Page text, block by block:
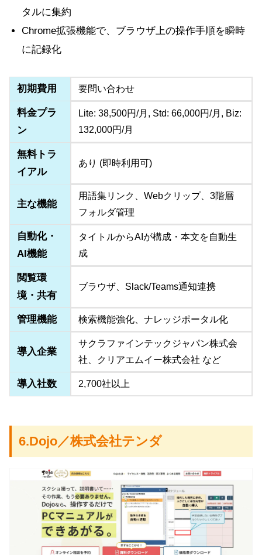
タルに集約
Chrome拡張機能で、ブラウザ上の操作手順を瞬時
に記録化
初期費用 要問い合わせ
料金プラ
ン
Lite: 38,500円/月, Std: 66,000円/月, Biz:
132,000円/月
無料トラ
イアル
あり (即時利用可)
主な機能
用語集リンク、Webクリップ、3階層
フォルダ管理
自動化・
AI機能
タイトルからAIが構成・本文を自動生
成
閲覧環
境・共有
ブラウザ、Slack/Teams通知連携
管理機能 検索機能強化、ナレッジポータル化
導入企業
サクラファインテックジャパン株式会
社、クリアエムイー株式会社 など
導入社数 2,700社以上
6.Dojo／株式会社テンダ